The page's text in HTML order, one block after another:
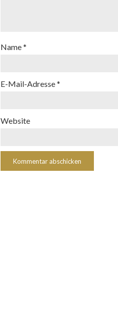
Name*
E-Mail-Adresse*
Website